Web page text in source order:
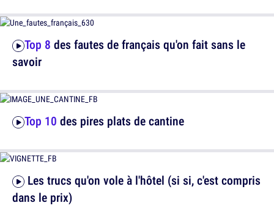
Top 8 des fautes de français qu'on fait sans le
savoir
dans le prix)
Top 10 des pires plats de cantine